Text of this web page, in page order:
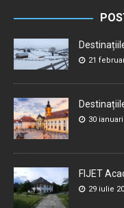
21
30
FIJET
29 iulie